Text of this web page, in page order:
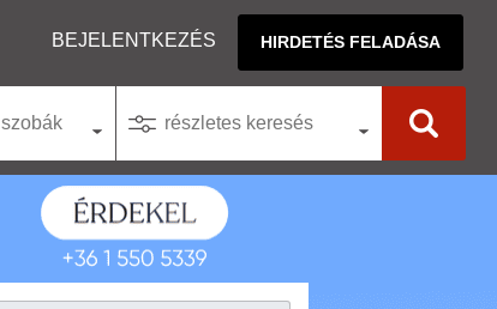
BEJELENTKEZÉS HIRDETÉS FELADÁSA
szobák részletes keresés